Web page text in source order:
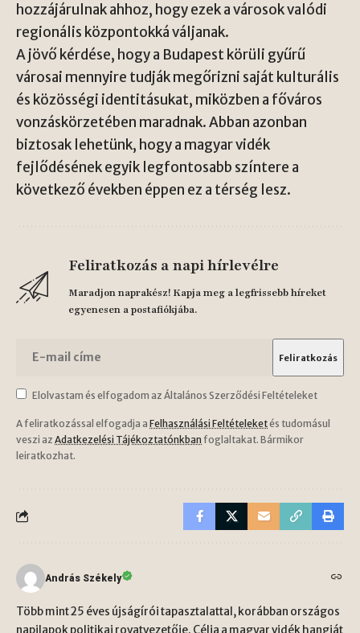
hozzájárulnak ahhoz, hogy ezek a városok valódi
regionális központokká váljanak.
A jövő kérdése, hogy a Budapest körüli gyűrű
városai mennyire tudják megőrizni saját kulturális
és közösségi identitásukat, miközben a főváros
vonzáskörzetében maradnak. Abban azonban
biztosak lehetünk, hogy a magyar vidék
fejlődésének egyik legfontosabb színtere a
következő években éppen ez a térség lesz.
Feliratkozás a napi hírlevélre
Maradjon naprakész! Kapja meg a legfrissebb híreket
egyenesen a postafiókjába.
Elolvastam és elfogadom az Általános Szerződési Feltételeket
A feliratkozással elfogadja a Felhasználási Feltételeketés tudomásul
veszi az Adatkezelési Tájékoztatónkban foglaltakat. Bármikor
leiratkozhat.
András Székely
Több mint 25 éves újságírói tapasztalattal, korábban országos
napilapok politikai rovatvezetője. Célja a magyar vidék hangját